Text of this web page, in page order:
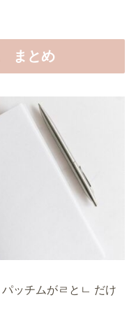
まとめ
ッチムがㄹとㄴ だけ